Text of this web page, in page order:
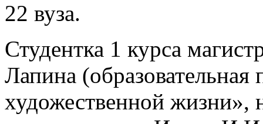
22 вуза.
Студентка 1 курса
Лапина
художественной жизни»,